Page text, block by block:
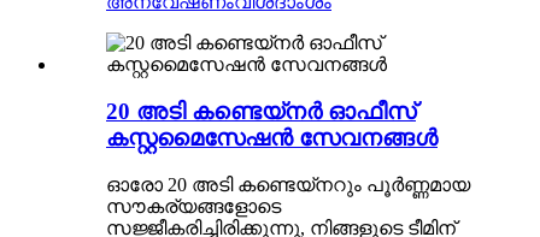
20 അടി കണ്ടെയ്നർ ഓഫീസ്
കസ്റ്റമൈസേഷൻ സേവനങ്ങൾ
ഓരോ 20 അടി കണ്ടെയ്‌നറും പൂർണ്ണമായ
സൗകര്യങ്ങളോടെ
സജ്ജീകരിച്ചിരിക്കുന്നു, നിങ്ങളുടെ ടീമിന്